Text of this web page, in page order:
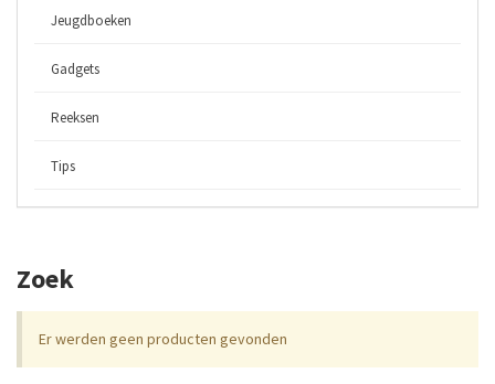
Jeugdboeken
Gadgets
Reeksen
Tips
Zoek
Er werden geen producten gevonden